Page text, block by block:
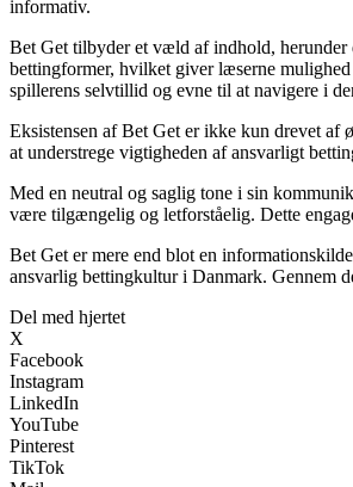
informativ.
Bet Get tilbyder et væld af indhold, herunder
bettingformer, hvilket giver læserne mulighed
spillerens selvtillid og evne til at navigere i
Eksistensen af Bet Get er ikke kun drevet af
at understrege vigtigheden af ansvarligt
Med en neutral og saglig tone i sin
være tilgængelig og letforståelig. Dette
Bet Get er mere end blot en
ansvarlig bettingkultur i Danmark. Gennem
Del med hjertet
X
Facebook
Instagram
LinkedIn
YouTube
Pinterest
TikTok